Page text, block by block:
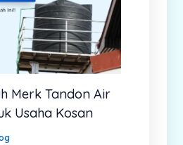
Merk Tandon Air
Usaha Kosan